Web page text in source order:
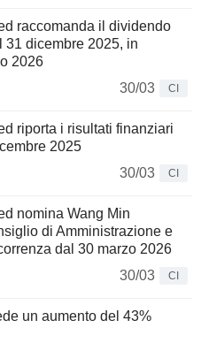
raccomanda il dividendo
dicembre 2025, in
2026
30/03
CI
riporta i risultati finanziari
2025
30/03
CI
nomina Wang Min
di Amministrazione e
dal 30 marzo 2026
30/03
CI
un aumento del 43%